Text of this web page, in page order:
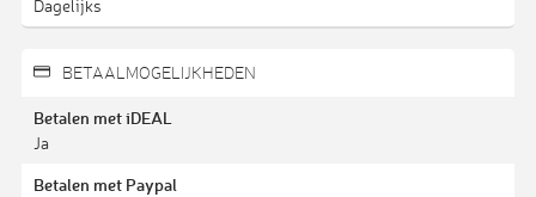
Dagelijks
BETAALMOGELIJKHEDEN
Betalen met iDEAL
Ja
Betalen met Paypal